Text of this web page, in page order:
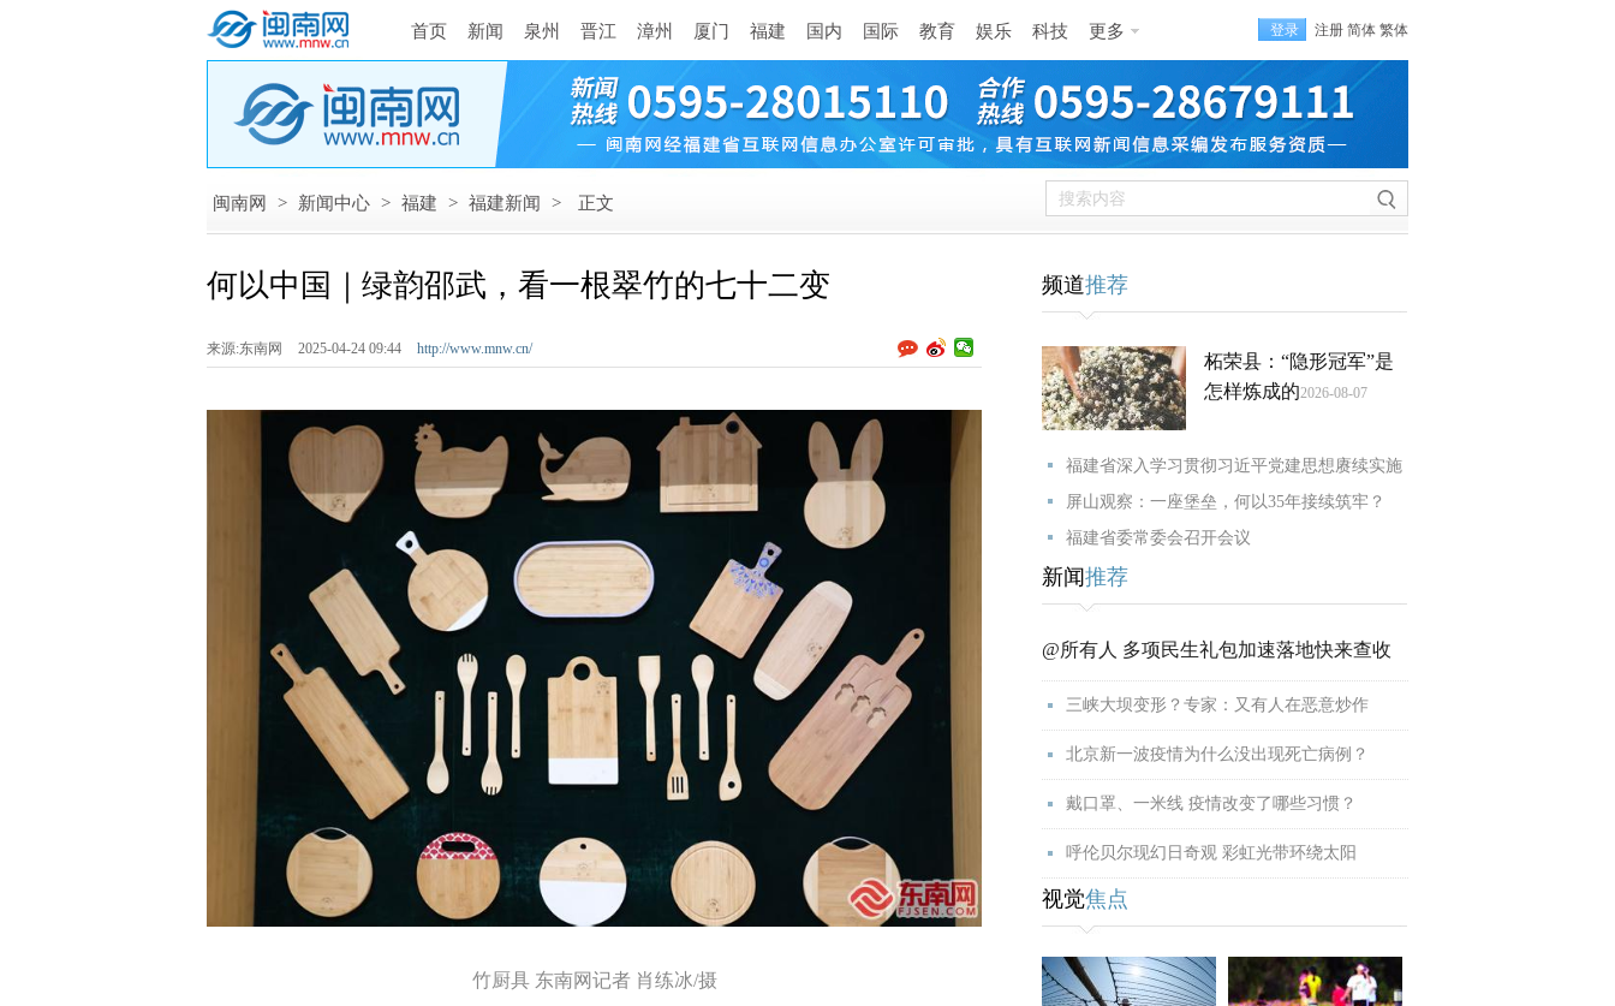
首页 新闻 泉州 晋江 漳州 厦门 福建 国内 国际 教育 娱乐 科技 更多 登录 注册 简体 繁体
闽南网 > 新闻中心 > 福建 > 福建新闻 > 正文
何以中国｜绿韵邵武，看一根翠竹的七十二变
来源:东南网 2025-04-24 09:44 http://www.mnw.cn/
竹厨具 东南网记者 肖练冰/摄
频道推荐
柘荣县：“隐形冠军”是
怎样炼成的2026-08-07
福建省深入学习贯彻习近平党建思想赓续实施
屏山观察：一座堡垒，何以35年接续筑牢？
福建省委常委会召开会议
新闻推荐
@所有人 多项民生礼包加速落地快来查收
三峡大坝变形？专家：又有人在恶意炒作
北京新一波疫情为什么没出现死亡病例？
戴口罩、一米线 疫情改变了哪些习惯？
呼伦贝尔现幻日奇观 彩虹光带环绕太阳
视觉焦点